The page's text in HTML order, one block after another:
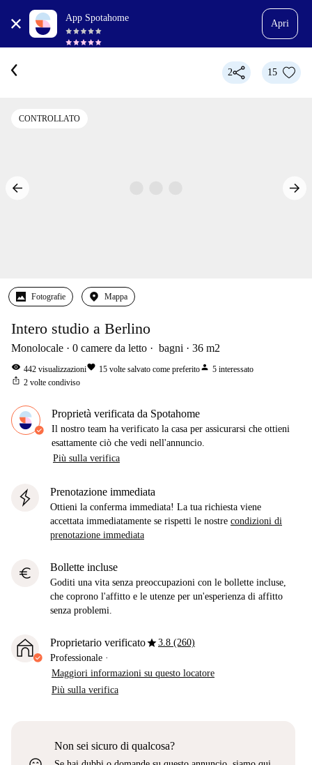
App Spotahome
Apri
2 15
CONTROLLATO
Fotografie Mappa
Intero studio a Berlino
Monolocale 0 camere da letto bagni 36 m2
visibility 442 visualizzazionifavorite 15 volte salvato come preferitoperson 5 interessato
ios_share 2 volte condiviso
Proprietà verificata da Spotahome
Il nostro team ha verificato la casa per assicurarsi che ottieni
esattamente ciò che vedi nell'annuncio.
Più sulla verifica
Prenotazione immediata
Ottieni la conferma immediata! La tua richiesta viene
accettata immediatamente se rispetti le nostre condizioni di
prenotazione immediata
euro Bollette incluse
Goditi una vita senza preoccupazioni con le bollette incluse,
che coprono l'affitto e le utenze per un'esperienza di affitto
senza problemi.
Proprietario verificatostar3.8 (260)
Professionale ·
Maggiori informazioni su questo locatore
Più sulla verifica
Non sei sicuro di qualcosa?